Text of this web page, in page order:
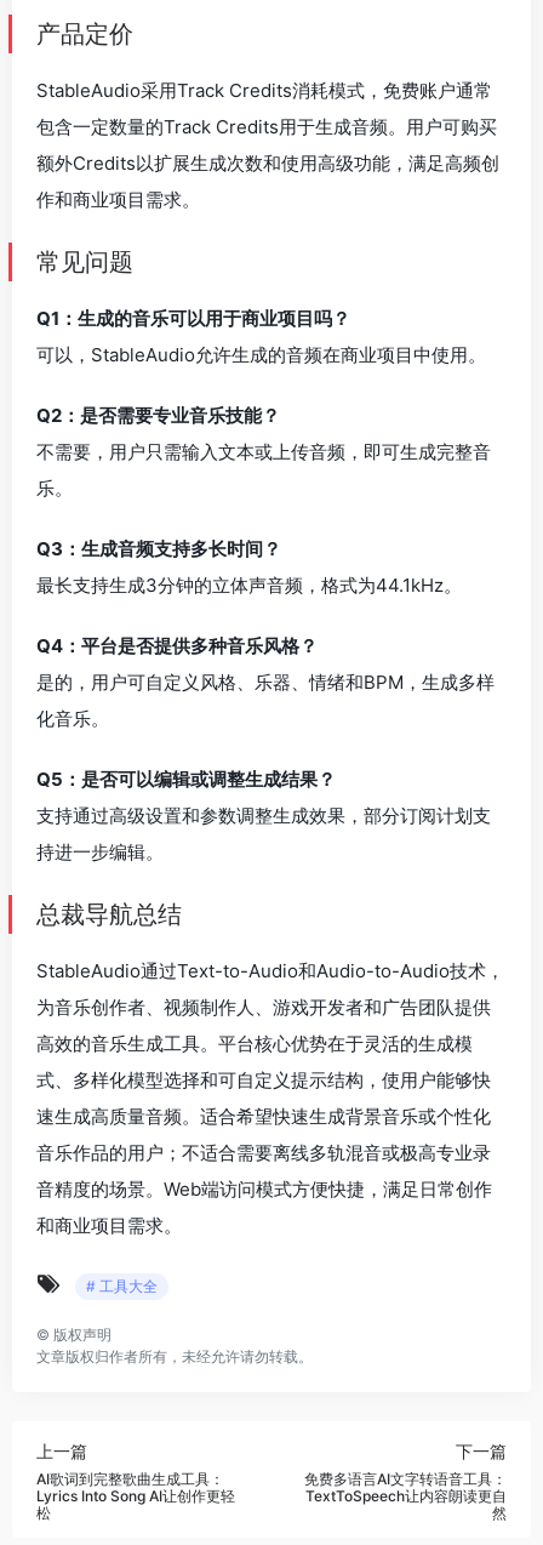
产品定价
StableAudio采用Track Credits消耗模式，免费账户通常
包含一定数量的Track Credits用于生成音频。用户可购买
额外Credits以扩展生成次数和使用高级功能，满足高频创
作和商业项目需求。
常见问题
Q1：生成的音乐可以用于商业项目吗？
可以，StableAudio允许生成的音频在商业项目中使用。
Q2：是否需要专业音乐技能？
不需要，用户只需输入文本或上传音频，即可生成完整音
乐。
Q3：生成音频支持多长时间？
最长支持生成3分钟的立体声音频，格式为44.1kHz。
Q4：平台是否提供多种音乐风格？
是的，用户可自定义风格、乐器、情绪和BPM，生成多样
化音乐。
Q5：是否可以编辑或调整生成结果？
支持通过高级设置和参数调整生成效果，部分订阅计划支
持进一步编辑。
总裁导航总结
StableAudio通过Text-to-Audio和Audio-to-Audio技术，
为音乐创作者、视频制作人、游戏开发者和广告团队提供
高效的音乐生成工具。平台核心优势在于灵活的生成模
式、多样化模型选择和可自定义提示结构，使用户能够快
速生成高质量音频。适合希望快速生成背景音乐或个性化
音乐作品的用户；不适合需要离线多轨混音或极高专业录
音精度的场景。Web端访问模式方便快捷，满足日常创作
和商业项目需求。
# 工具大全
© 版权声明
文章版权归作者所有，未经允许请勿转载。
上一篇
AI歌词到完整歌曲生成工具：
Lyrics Into Song AI让创作更轻
松
下一篇
免费多语言AI文字转语音工具：
TextToSpeech让内容朗读更自
然